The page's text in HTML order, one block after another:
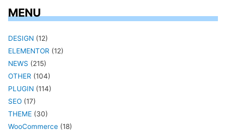
MENU
DESIGN (12)
ELEMENTOR (12)
NEWS (215)
OTHER (104)
PLUGIN (114)
SEO (17)
THEME (30)
WooCommerce (18)